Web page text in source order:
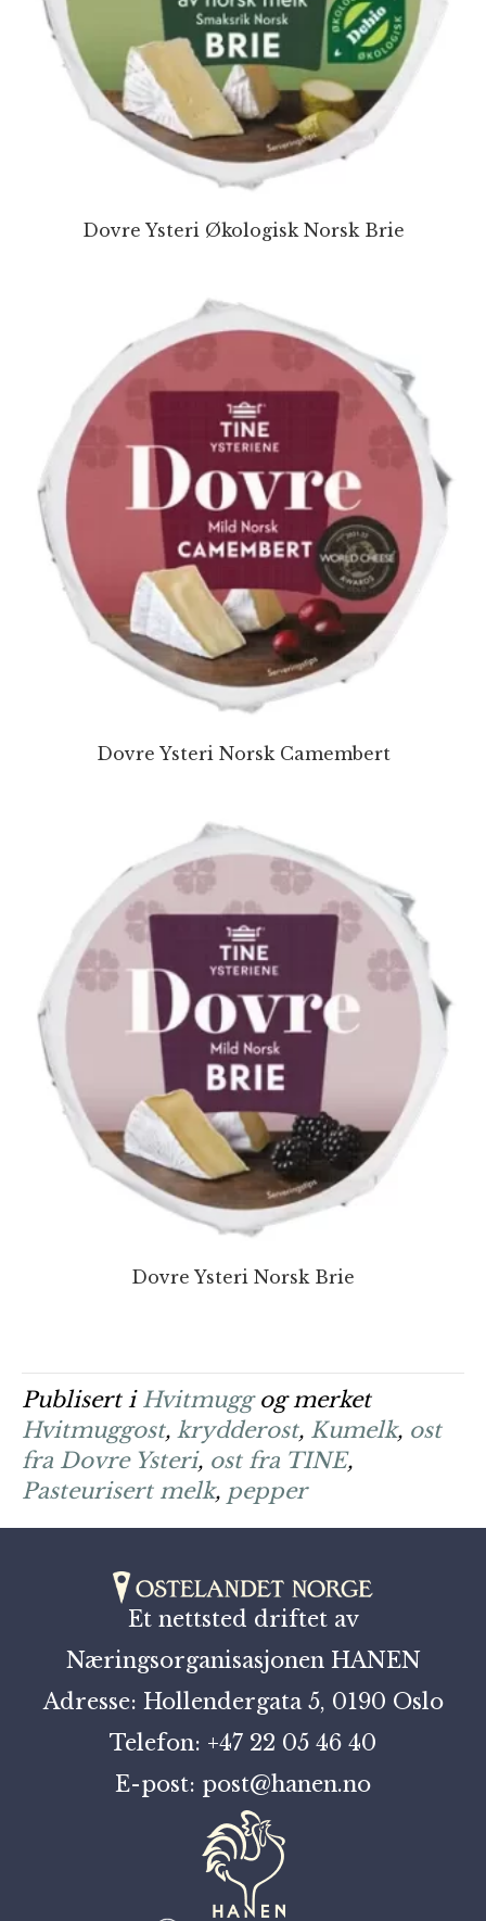
Dovre Ysteri Økologisk Norsk Brie
Dovre Ysteri Norsk Camembert
Dovre Ysteri Norsk Brie
Publisert i Hvitmuggog merket
Hvitmuggost, krydderost, Kumelk, ost
fra Dovre Ysteri, ost fra TINE,
Pasteurisert melk, pepper
Et nettsted driftet av
Næringsorganisasjonen HANEN
Adresse: Hollendergata 5, 0190 Oslo
Telefon: +47 22 05 46 40
E-post: post@hanen.no